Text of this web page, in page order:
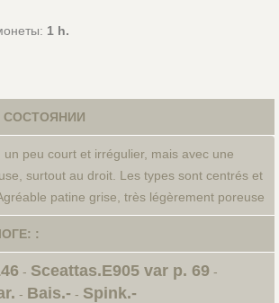
1 h.
СОСТОЯНИИ
peu court et irrégulier, mais avec une
surtout au droit. Les types sont centrés et
patine grise, très légèrement poreuse
:
- Sceattas.E905 var p. 69-
- Bais.- - Spink.-